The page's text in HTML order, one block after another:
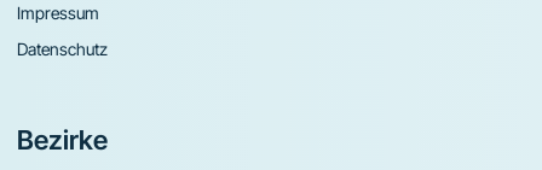
Impressum
Datenschutz
Bezirke